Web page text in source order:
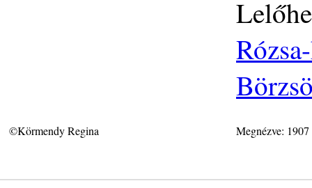
©Körmendy Regina Megnézve: